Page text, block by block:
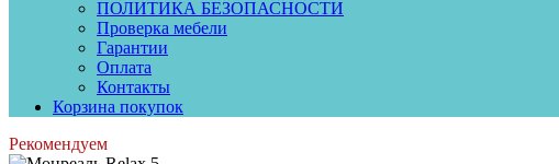
ПОЛИТИКА БЕЗОПАСНОСТИ
Проверка мебели
Гарантии
Оплата
Контакты
Корзина покупок
Рекомендуем